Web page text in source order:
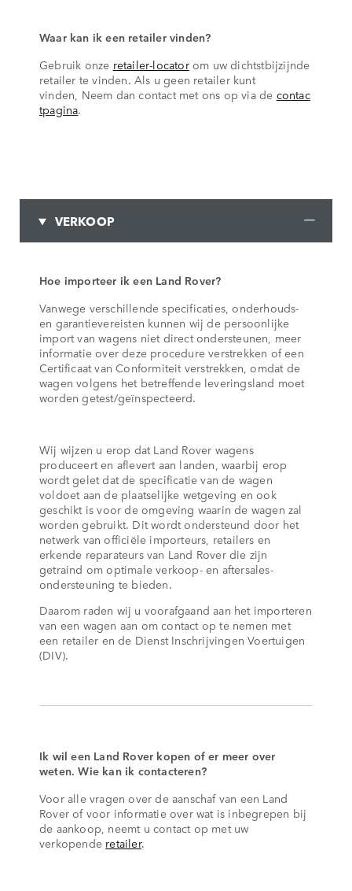
Waar kan ik een retailer vinden?
Gebruik onze retailer-locatorom uw dichtstbijzijnde
retailer te vinden. Als u geen retailer kunt
vinden, Neem dan contact met ons op via de contac
tpagina.
VERKOOP
Hoe importeer ik een Land Rover?
Vanwege verschillende specificaties, onderhouds-
en garantievereisten kunnen wij de persoonlijke
import van wagens niet direct ondersteunen, meer
informatie over deze procedure verstrekken of een
Certificaat van Conformiteit verstrekken, omdat de
wagen volgens het betreffende leveringsland moet
worden getest/geïnspecteerd.
Wij wijzen u erop dat Land Rover wagens
produceert en aflevert aan landen, waarbij erop
wordt gelet dat de specificatie van de wagen
voldoet aan de plaatselijke wetgeving en ook
geschikt is voor de omgeving waarin de wagen zal
worden gebruikt. Dit wordt ondersteund door het
netwerk van officiële importeurs, retailers en
erkende reparateurs van Land Rover die zijn
getraind om optimale verkoop- en aftersales-
ondersteuning te bieden.
Daarom raden wij u voorafgaand aan het importeren
van een wagen aan om contact op te nemen met
een retailer en de Dienst Inschrijvingen Voertuigen
(DIV).
Ik wil een Land Rover kopen of er meer over
weten. Wie kan ik contacteren?
Voor alle vragen over de aanschaf van een Land
Rover of voor informatie over wat is inbegrepen bij
de aankoop, neemt u contact op met uw
verkopende retailer.